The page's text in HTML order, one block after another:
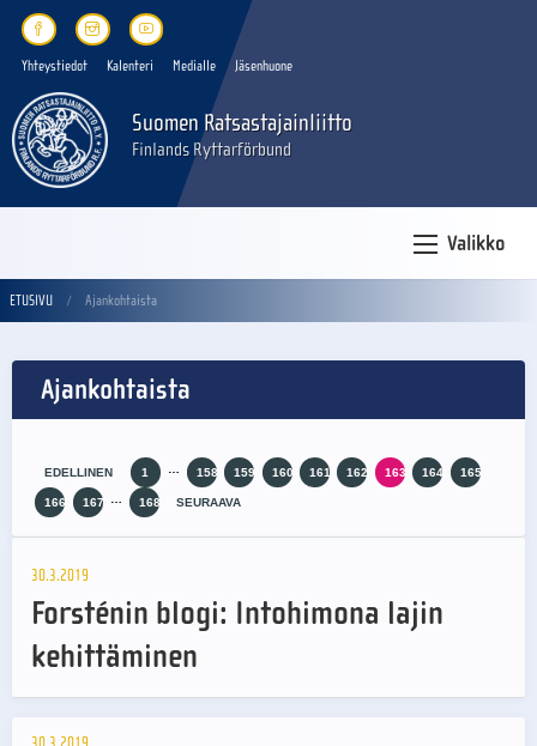
Yhteystiedot Kalenteri Medialle Jäsenhuone
Suomen Ratsastajainliitto
Finlands Ryttarförbund
Valikko
ETUSIVU Ajankohtaista
Ajankohtaista
EDELLINEN 1 158 159 160 161 162 163 164 165
166 167 168 SEURAAVA
30.3.2019
Forsténin blogi: Intohimona lajin
kehittäminen